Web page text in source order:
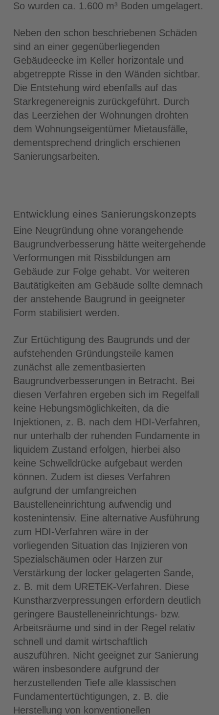
So wurden ca. 1.600 m³ Boden umgelagert.
Neben den schon beschriebenen Schäden
sind an einer gegenüberliegenden
Gebäudeecke im Keller horizontale und
abgetreppte Risse in den Wänden sichtbar.
Die Entstehung wird ebenfalls auf das
Starkregenereignis zurückgeführt. Durch
das Leerziehen der Wohnungen drohten
dem Wohnungseigentümer Mietausfälle,
dementsprechend dringlich erschienen
Sanierungsarbeiten.
Entwicklung eines Sanierungskonzepts
Eine Neugründung ohne vorangehende
Baugrundverbesserung hätte weitergehende
Verformungen mit Rissbildungen am
Gebäude zur Folge gehabt. Vor weiteren
Bautätigkeiten am Gebäude sollte demnach
der anstehende Baugrund in geeigneter
Form stabilisiert werden.
Zur Ertüchtigung des Baugrunds und der
aufstehenden Gründungsteile kamen
zunächst alle zementbasierten
Baugrundver­besserungen in Betracht. Bei
diesen Verfahren ergeben sich im Regelfall
keine Hebungsmöglichkeiten, da die
Injektionen, z. B. nach dem HDI-Verfahren,
nur unterhalb der ruhenden Fundamente in
liquidem Zustand erfolgen, hierbei also
keine Schwelldrücke aufgebaut werden
können. Zudem ist dieses Verfahren
aufgrund der umfangreichen
Baustelleneinrichtung aufwendig und
kostenintensiv. Eine alternative Ausführung
zum HDI-Verfahren wäre in der
vorliegenden Situation das Injizieren von
Spezialschäumen oder Harzen zur
Verstärkung der locker gelagerten Sande,
z. B. mit dem URETEK-Verfahren. Diese
Kunstharzverpressungen erfordern deutlich
geringere Baustelleneinrichtungs- bzw.
Arbeitsräume und sind in der Regel relativ
schnell und damit wirtschaftlich
auszuführen. Nicht geeignet zur Sanierung
wären insbesondere aufgrund der
herzustellenden Tiefe alle klassischen
Fundamentertüchtigungen, z. B. die
Herstellung von konventionellen